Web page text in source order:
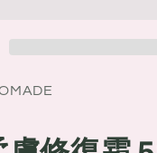
PRIMARY
POMADE